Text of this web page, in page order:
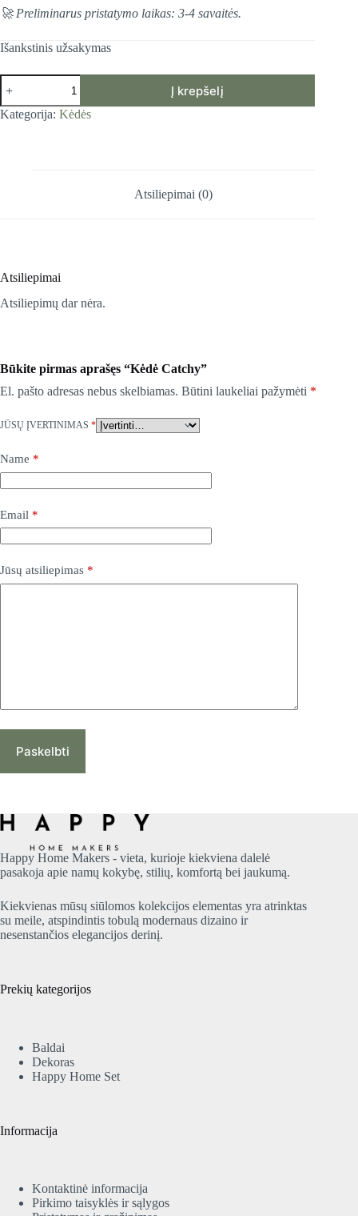
🚀 Preliminarus pristatymo laikas: 3-4 savaitės.
Išankstinis užsakymas
produkto
kiekis:
Kėdė
Catchy
Į krepšelį
Kategorija: Kėdės
Atsiliepimai (0)
Atsiliepimai
Atsiliepimų dar nėra.
Būkite pirmas aprašęs “Kėdė Catchy”
El. pašto adresas nebus skelbiamas. Būtini laukeliai pažymėti *
JŪSŲ ĮVERTINIMAS *
Name *
Email *
Jūsų atsiliepimas *
Paskelbti
Happy Home Makers - vieta, kurioje kiekviena dalelė
pasakoja apie namų kokybę, stilių, komfortą bei jaukumą.
Kiekvienas mūsų siūlomos kolekcijos elementas yra atrinktas
su meile, atspindintis tobulą modernaus dizaino ir
nesenstančios elegancijos derinį.
Prekių kategorijos
Baldai
Dekoras
Happy Home Set
Informacija
Kontaktinė informacija
Pirkimo taisyklės ir sąlygos